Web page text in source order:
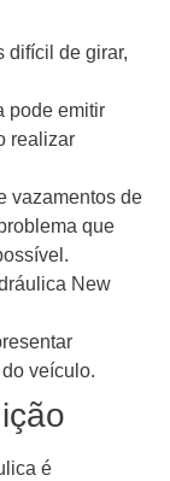
difícil de girar,
pode emitir
realizar
vazamentos de
que
New
veículo.
é